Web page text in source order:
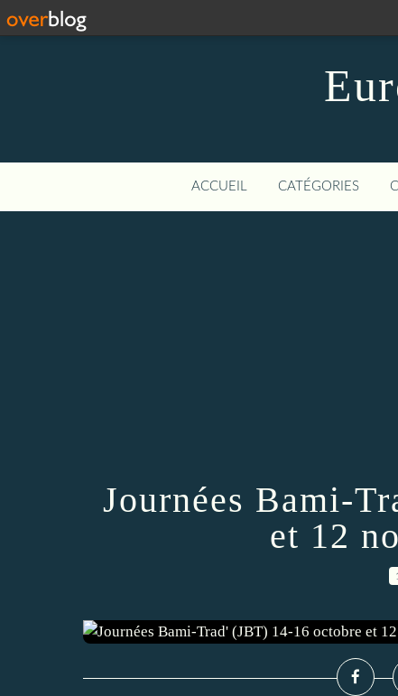
ACCUEIL CATÉGORIES
Journées Bami-
et 12